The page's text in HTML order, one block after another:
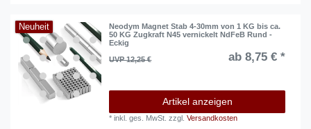
Neuheit
Neodym Magnet Stab 4-30mm von 1 KG bis ca.
50 KG Zugkraft N45 vernickelt NdFeB Rund -
Eckig
UVP 12,25 €
ab 8,75 € *
Artikel anzeigen
*inkl. ges. MwSt. zzgl.Versandkosten